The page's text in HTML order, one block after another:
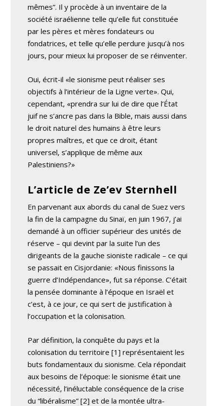
mêmes”. Il y procède à un inventaire de la
société israélienne telle qu’elle fut constituée
par les pères et mères fondateurs ou
fondatrices, et telle qu’elle perdure jusqu’à nos
jours, pour mieux lui proposer de se réinventer.
Oui, écrit-il «le sionisme peut réaliser ses
objectifs à l’intérieur de la Ligne verte». Qui,
cependant, «prendra sur lui de dire que l’État
juif ne s’ancre pas dans la Bible, mais aussi dans
le droit naturel des humains à être leurs
propres maîtres, et que ce droit, étant
universel, s’applique de même aux
Palestiniens?»
L’article de Ze’ev Sternhell
En parvenant aux abords du canal de Suez vers
la fin de la campagne du Sinaï, en juin 1967, j’ai
demandé à un officier supérieur des unités de
réserve – qui devint par la suite l’un des
dirigeants de la gauche sioniste radicale – ce qui
se passait en Cisjordanie: «Nous finissons la
guerre d’Indépendance», fut sa réponse. C’était
la pensée dominante à l’époque en Israël et
c’est, à ce jour, ce qui sert de justification à
l’occupation et la colonisation.
Par définition, la conquête du pays et la
colonisation du territoire [1] représentaient les
buts fondamentaux du sionisme. Cela répondait
aux besoins de l’époque: le sionisme était une
nécessité, l’inéluctable conséquence de la crise
du “libéralisme” [2] et de la montée ultra-